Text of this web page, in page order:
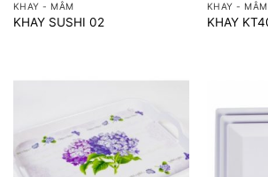
KHAY - MÂM
KHAY SUSHI 02
KHAY - MÂM
KHAY